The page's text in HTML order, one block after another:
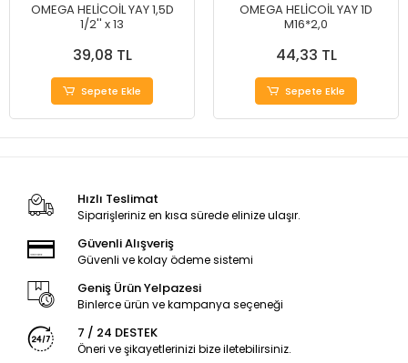
OMEGA HELİCOİL YAY 1,5D
1/2'' x 13
39,08 TL
Sepete Ekle
OMEGA HELİCOİL YAY 1D
M16*2,0
44,33 TL
Sepete Ekle
Hızlı Teslimat
Siparişleriniz en kısa sürede elinize ulaşır.
Güvenli Alışveriş
Güvenli ve kolay ödeme sistemi
Geniş Ürün Yelpazesi
Binlerce ürün ve kampanya seçeneği
7 / 24 DESTEK
Öneri ve şikayetlerinizi bize iletebilirsiniz.